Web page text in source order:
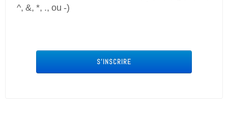
^, &, *, ., ou -)
S'INSCRIRE